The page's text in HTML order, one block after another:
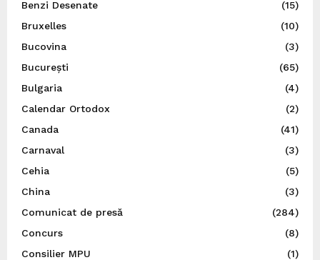
Benzi Desenate
(15)
Bruxelles
(10)
Bucovina
(3)
București
(65)
Bulgaria
(4)
Calendar Ortodox
(2)
Canada
(41)
Carnaval
(3)
Cehia
(5)
China
(3)
Comunicat de presă
(284)
Concurs
(8)
Consilier MPU
(1)